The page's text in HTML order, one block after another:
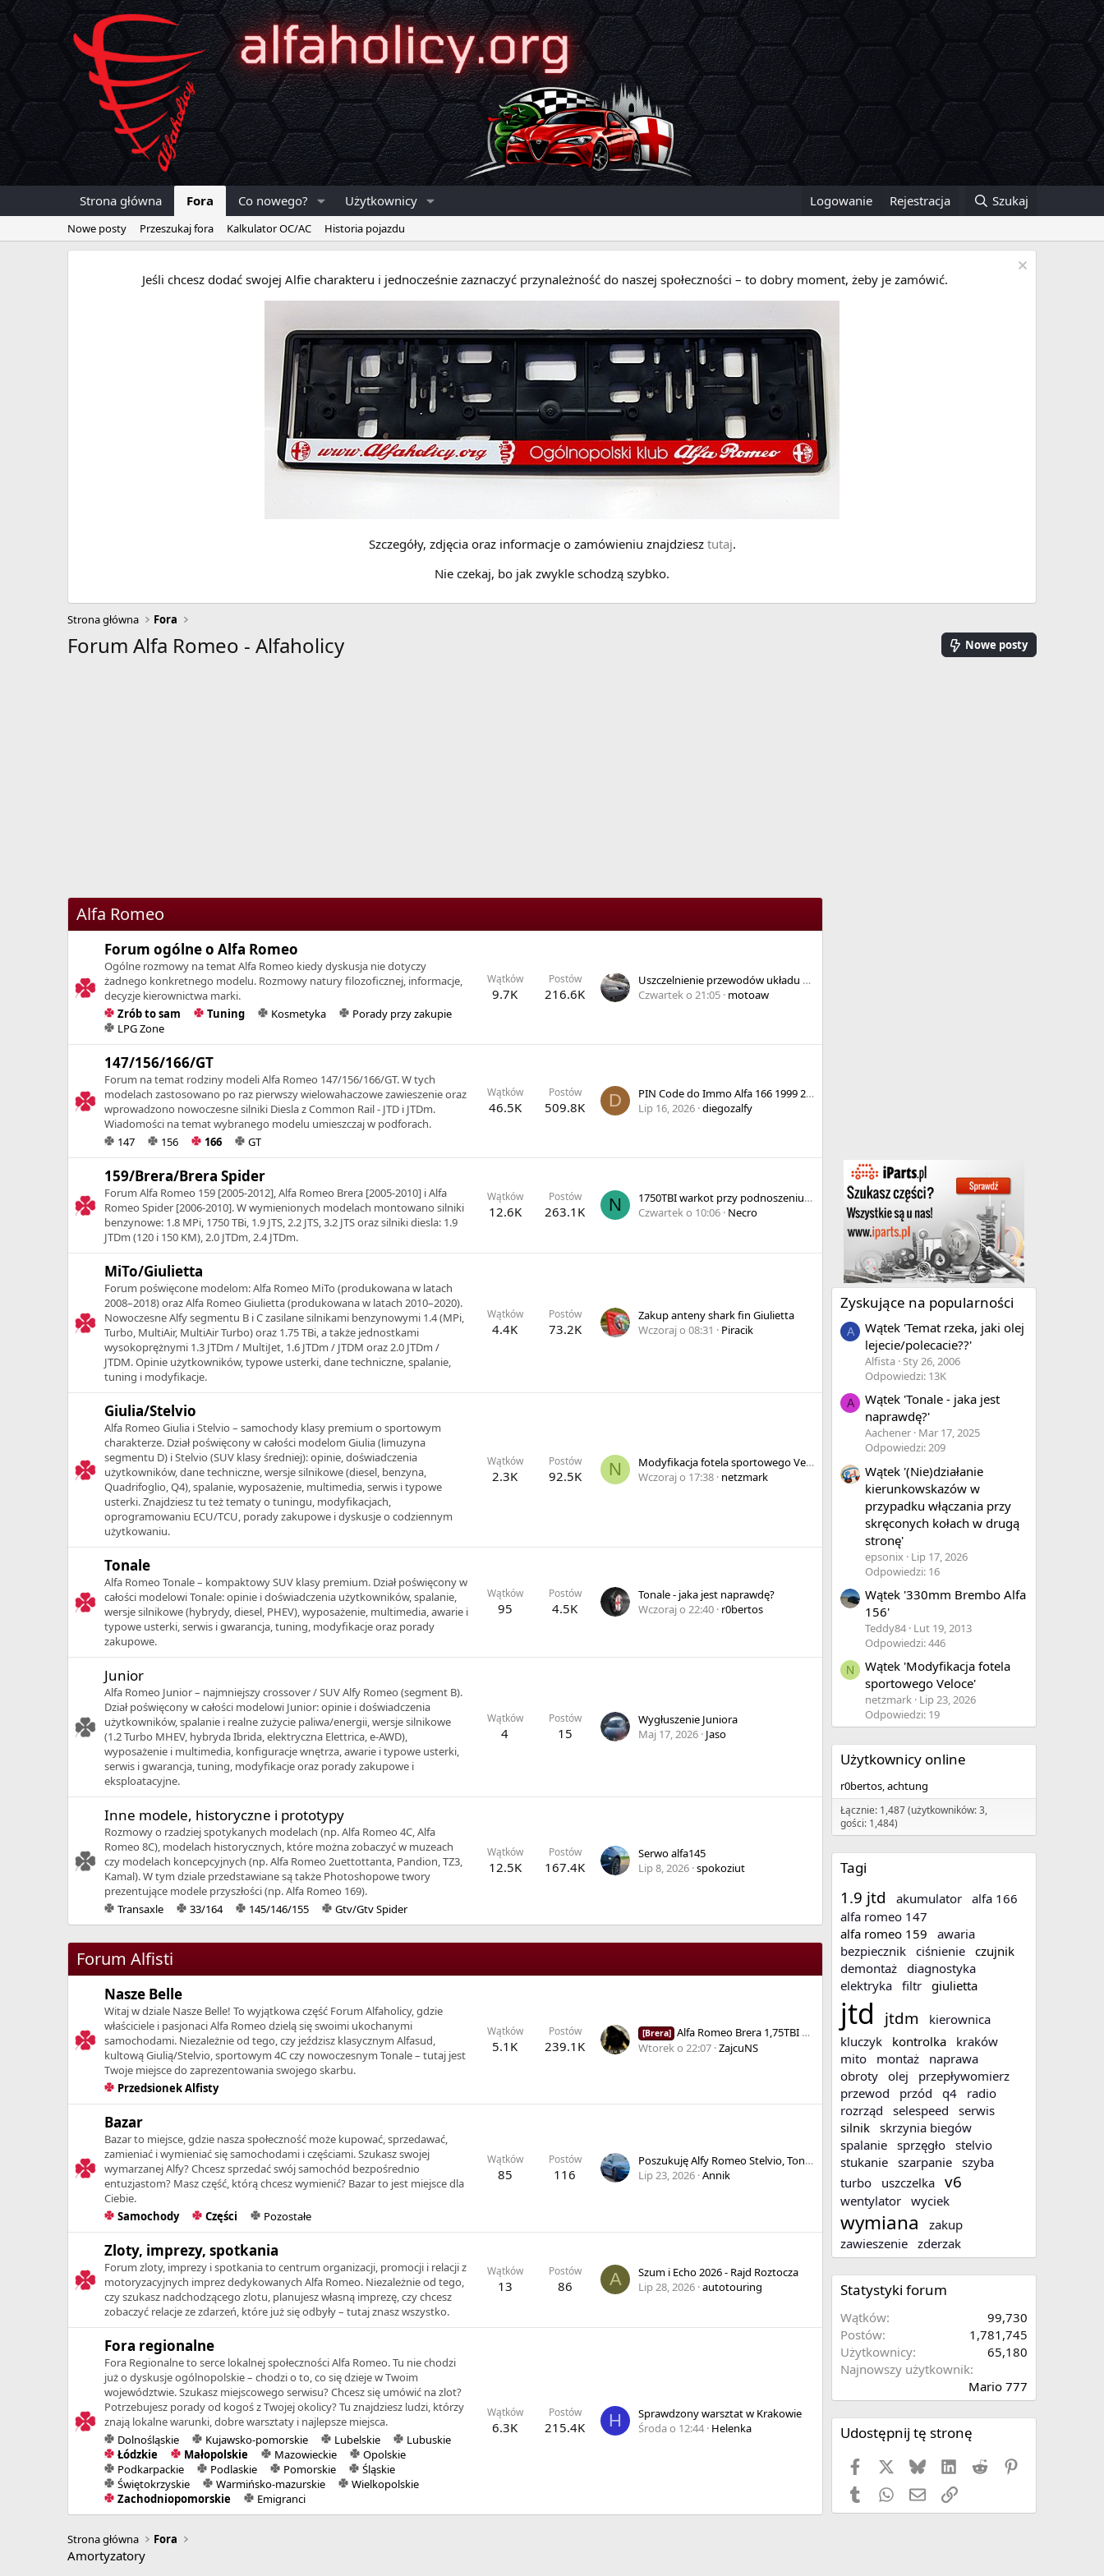
Strona główna Fora Co nowego? Użytkownicy Logowanie Rejestracja Szukaj
Nowe posty Przeszukaj fora Kalkulator OC/AC Historia pojazdu
Jeśli chcesz dodać swojej Alfie charakteru i jednocześnie zaznaczyć przynależność do naszej społeczności – to dobry moment, żeby je zamówić.
Szczegóły, zdjęcia oraz informacje o zamówieniu znajdziesz tutaj.
Nie czekaj, bo jak zwykle schodzą szybko.
Strona główna Fora
Forum Alfa Romeo - Alfaholicy Nowe posty
Alfa Romeo
Forum ogólne o Alfa Romeo
Ogólne rozmowy na temat Alfa Romeo kiedy dyskusja nie dotyczy
żadnego konkretnego modelu. Rozmowy natury filozoficznej, informacje,
decyzje kierownictwa marki.
Zrób to sam
Tuning Kosmetyka
Porady przy zakupie
LPG Zone
Wątków
9.7K
Postów
216.6K
Uszczelnienie przewodów układu chłodzenia silnika BUSSO 3,2.
Czwartek o 21:05 motoaw
147/156/166/GT
Forum na temat rodziny modeli Alfa Romeo 147/156/166/GT. W tych
modelach zastosowano po raz pierwszy wielowahaczowe zawieszenie oraz
wprowadzono nowoczesne silniki Diesla z Common Rail - JTD i JTDm.
Wiadomości na temat wybranego modelu umieszczaj w podforach.
147
156 166 GT
Wątków
46.5K
Postów
509.8K D
PIN Code do Immo Alfa 166 1999 2.0ts z eeprom 93c56
Lip 16, 2026 diegozalfy
159/Brera/Brera Spider
Forum Alfa Romeo 159 [2005-2012], Alfa Romeo Brera [2005-2010] i Alfa
Romeo Spider [2006-2010]. W wymienionych modelach montowano silniki
benzynowe: 1.8 MPi, 1750 TBi, 1.9 JTS, 2.2 JTS, 3.2 JTS oraz silniki diesla: 1.9
JTDm (120 i 150 KM), 2.0 JTDm, 2.4 JTDm.
Wątków
12.6K
Postów
263.1K N
1750TBI warkot przy podnoszeniu obrotów
Czwartek o 10:06 Necro
MiTo/Giulietta
Forum poświęcone modelom: Alfa Romeo MiTo (produkowana w latach
2008–2018) oraz Alfa Romeo Giulietta (produkowana w latach 2010–2020).
Nowoczesne Alfy segmentu B i C zasilane silnikami benzynowymi 1.4 (MPi,
Turbo, MultiAir, MultiAir Turbo) oraz 1.75 TBi, a także jednostkami
wysokoprężnymi 1.3 JTDm / MultiJet, 1.6 JTDm / JTDM oraz 2.0 JTDm /
JTDM. Opinie użytkowników, typowe usterki, dane techniczne, spalanie,
tuning i modyfikacje.
Wątków
4.4K
Postów
73.2K
Zakup anteny shark fin Giulietta
Wczoraj o 08:31
Piracik
Giulia/Stelvio
Alfa Romeo Giulia i Stelvio – samochody klasy premium o sportowym
charakterze. Dział poświęcony w całości modelom Giulia (limuzyna
segmentu D) i Stelvio (SUV klasy średniej): opinie, doświadczenia
użytkowników, dane techniczne, wersje silnikowe (diesel, benzyna,
Quadrifoglio, Q4), spalanie, wyposażenie, multimedia, serwis i typowe
usterki. Znajdziesz tu też tematy o tuningu, modyfikacjach,
oprogramowaniu ECU/TCU, porady zakupowe i dyskusje o codziennym
użytkowaniu.
Wątków
2.3K
Postów
92.5K N
Modyfikacja fotela sportowego Veloce
Wczoraj o 17:38 netzmark
Tonale
Alfa Romeo Tonale – kompaktowy SUV klasy premium. Dział poświęcony w
całości modelowi Tonale: opinie i doświadczenia użytkowników, spalanie,
wersje silnikowe (hybrydy, diesel, PHEV), wyposażenie, multimedia, awarie i
typowe usterki, serwis i gwarancja, tuning, modyfikacje oraz porady
zakupowe.
Wątków
95
Postów
4.5K
Tonale - jaka jest naprawdę?
Wczoraj o 22:40 r0bertos
Junior
Alfa Romeo Junior – najmniejszy crossover / SUV Alfy Romeo (segment B).
Dział poświęcony w całości modelowi Junior: opinie i doświadczenia
użytkowników, spalanie i realne zużycie paliwa/energii, wersje silnikowe
(1.2 Turbo MHEV, hybryda Ibrida, elektryczna Elettrica, e-AWD),
wyposażenie i multimedia, konfiguracje wnętrza, awarie i typowe usterki,
serwis i gwarancja, tuning, modyfikacje oraz porady zakupowe i
eksploatacyjne.
Wątków
4
Postów
15
Wygłuszenie Juniora
Maj 17, 2026 Jaso
Inne modele, historyczne i prototypy
Rozmowy o rzadziej spotykanych modelach (np. Alfa Romeo 4C, Alfa
Romeo 8C), modelach historycznych, które można zobaczyć w muzeach
czy modelach koncepcyjnych (np. Alfa Romeo 2uettottanta, Pandion, TZ3,
Kamal). W tym dziale przedstawiane są także Photoshopowe twory
prezentujące modele przyszłości (np. Alfa Romeo 169).
Transaxle
33/164 145/146/155 Gtv/Gtv Spider
Wątków
12.5K
Postów
167.4K
Serwo alfa145
Lip 8, 2026 spokoziut
Forum Alfisti
Nasze Belle
Witaj w dziale Nasze Belle! To wyjątkowa część Forum Alfaholicy, gdzie
właściciele i pasjonaci Alfa Romeo dzielą się swoimi ukochanymi
samochodami. Niezależnie od tego, czy jeździsz klasycznym Alfasud,
kultową Giulią/Stelvio, sportowym 4C czy nowoczesnym Tonale – tutaj jest
Twoje miejsce do zaprezentowania swojego skarbu.
Przedsionek Alfisty
Wątków
5.1K
Postów
239.1K
[Brera] Alfa Romeo Brera 1,75TBI 2010 - czyli jedna po drugiej
Wtorek o 22:07 ZajcuNS
Bazar
Bazar to miejsce, gdzie nasza społeczność może kupować, sprzedawać,
zamieniać i wymieniać się samochodami i częściami. Szukasz swojej
wymarzanej Alfy? Chcesz sprzedać swój samochód bezpośrednio
entuzjastom? Masz część, którą chcesz wymienić? Bazar to jest miejsce dla
Ciebie.
Samochody
Części Pozostałe
Wątków
85
Postów
116
Poszukuję Alfy Romeo Stelvio, Tonale może być też Giulia
Lip 23, 2026 Annik
Zloty, imprezy, spotkania
Forum zloty, imprezy i spotkania to centrum organizacji, promocji i relacji z
motoryzacyjnych imprez dedykowanych Alfa Romeo. Niezależnie od tego,
czy szukasz nadchodzącego zlotu, planujesz własną imprezę, czy chcesz
zobaczyć relacje ze zdarzeń, które już się odbyły – tutaj znasz wszystko.
Wątków
13
Postów
86 A
Szum i Echo 2026 - Rajd Roztocza
Lip 28, 2026 autotouring
Fora regionalne
Fora Regionalne to serce lokalnej społeczności Alfa Romeo. Tu nie chodzi
już o dyskusje ogólnopolskie – chodzi o to, co się dzieje w Twoim
województwie. Szukasz miejscowego serwisu? Chcesz się umówić na zlot?
Potrzebujesz porady od kogoś z Twojej okolicy? Tu znajdziesz ludzi, którzy
znają lokalne warunki, dobre warsztaty i najlepsze miejsca.
Dolnośląskie
Kujawsko-pomorskie Lubelskie
Lubuskie
Łódzkie
Małopolskie Mazowieckie
Opolskie
Podkarpackie
Podlaskie Pomorskie
Śląskie
Świętokrzyskie
Warmińsko-mazurskie
Wielkopolskie
Zachodniopomorskie
Emigranci
Wątków
6.3K
Postów
215.4K H
Sprawdzony warsztat w Krakowie
Środa o 12:44 Helenka
Zyskujące na popularności
A
Wątek 'Temat rzeka, jaki olej
lejecie/polecacie??'
Alfista Sty 26, 2006
Odpowiedzi: 13K
A
Wątek 'Tonale - jaka jest
naprawdę?'
Aachener Mar 17, 2025
Odpowiedzi: 209
Wątek '(Nie)działanie
kierunkowskazów w
przypadku włączania przy
skręconych kołach w drugą
stronę'
epsonix Lip 17, 2026
Odpowiedzi: 16
Wątek '330mm Brembo Alfa
156'
Teddy84 Lut 19, 2013
Odpowiedzi: 446
N
Wątek 'Modyfikacja fotela
sportowego Veloce'
netzmark Lip 23, 2026
Odpowiedzi: 19
Użytkownicy online
r0bertos achtung
Łącznie: 1,487 (użytkowników: 3,
gości: 1,484)
Tagi
1.9 jtd akumulator alfa 166
alfa romeo 147
alfa romeo 159
awaria
bezpiecznik ciśnienie czujnik
demontaż diagnostyka
elektryka filtr giulietta
jtd jtdm
kierownica
kluczyk
kontrolka
kraków
mito
montaż
naprawa
obroty olej
przepływomierz
przewod
przód q4
radio
rozrząd
selespeed
serwis
silnik skrzynia biegów
spalanie sprzęgło stelvio
stukanie szarpanie szyba
turbo
uszczelka v6
wentylator wyciek
wymiana
zakup
zawieszenie zderzak
Statystyki forum
Wątków
99,730
Postów
1,781,745
Użytkownicy
65,180
Najnowszy użytkownik
Mario 777
Udostępnij tę stronę
Facebook BlueskyLinkedIn
Reddit
TumblrWhatsApp
EmailLink
Strona główna Fora
Amortyzatory